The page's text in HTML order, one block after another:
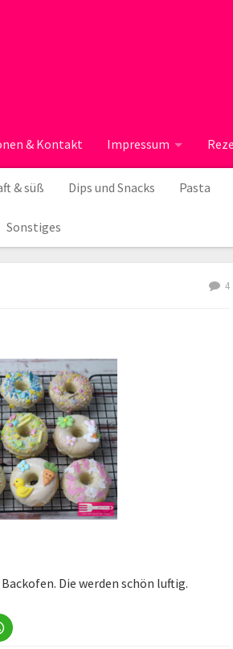
& Kontakt Impressum
& süß Dips und Snacks Pasta
Sonstiges
4
Die werden schön luftig.